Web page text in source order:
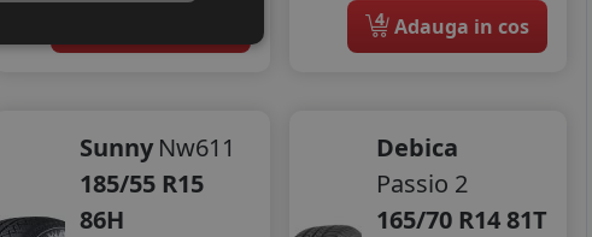
4 Adauga in cos
Sunny Nw611
185/55 R15
86H
Debica
Passio 2
165/70 R14 81T